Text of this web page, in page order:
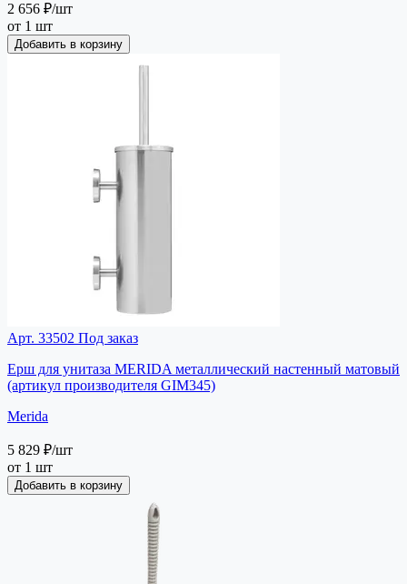
2 656 ₽/шт
от 1 шт
Добавить в корзину
Арт. 33502 Под заказ
Ерш для унитаза MERIDA металлический настенный матовый
(артикул производителя GIM345)
Merida
5 829 ₽/шт
от 1 шт
Добавить в корзину